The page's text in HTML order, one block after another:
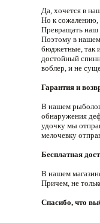
Да, хочется в
Но к сожалению,
Превращать наш
Поэтому в
бюджетные, так
достойный
воблер, и не
Гарантия и
В нашем
обнаружения
удочку мы
мелочевку
Бесплатная
В нашем
Причем, не
Спасибо, что